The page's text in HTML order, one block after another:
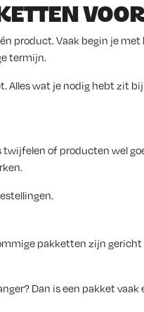
product. Vaak begin je
termijn.
wat je nodig hebt zit
of producten wel
pakketten zijn
Dan is een pakket